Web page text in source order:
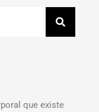
que existe